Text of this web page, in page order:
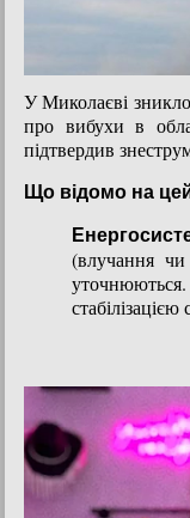
У Миколаєві
про вибухи в
підтвердив
Що відомо на
(влучання
стабілізацією